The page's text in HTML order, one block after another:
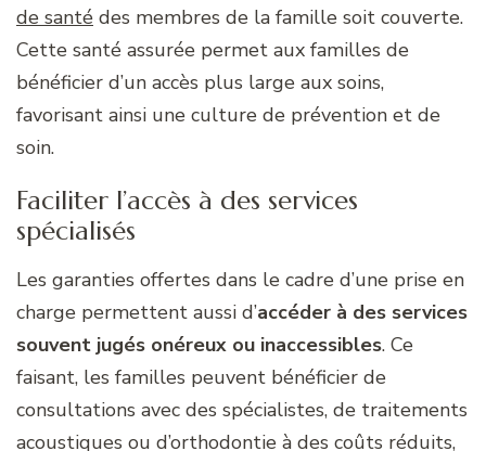
de santé des membres de la famille soit couverte.
Cette santé assurée permet aux familles de
bénéficier d’un accès plus large aux soins,
favorisant ainsi une culture de prévention et de
soin.
Faciliter l’accès à des services
spécialisés
Les garanties offertes dans le cadre d’une prise en
charge permettent aussi d’accéder à des services
souvent jugés onéreux ou inaccessibles. Ce
faisant, les familles peuvent bénéficier de
consultations avec des spécialistes, de traitements
acoustiques ou d’orthodontie à des coûts réduits,